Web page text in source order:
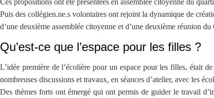
Puis des collégien.ne.s volontaires ont rejoint la dynamique de
d’une deuxième assemblée citoyenne et d’une deuxième réunion
Qu’est-ce que l’espace pour les filles ?
L’idée première de l’écolière pour un espace pour les filles, était
nombreuses discussions et travaux, en séances d’atelier, avec les
Des thèmes forts ont émergé qui ont permis de guider le travail